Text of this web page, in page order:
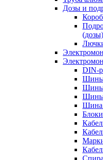
Дозы и
(дозы)
DIN-
Шины
Шины
Шины
Шина